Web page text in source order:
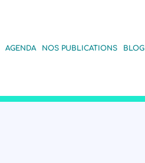
AGENDA NOS PUBLICATIONS BLOG